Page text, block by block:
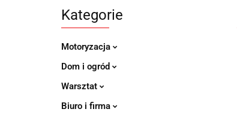
Kategorie
Motoryzacja
Dom i ogród
Warsztat
Biuro i firma